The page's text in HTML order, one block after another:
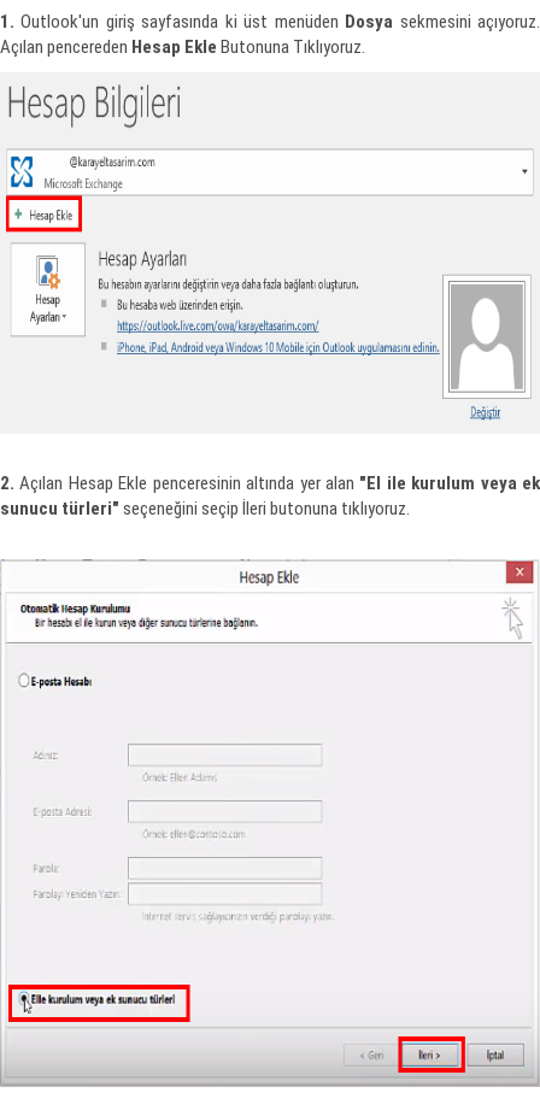
1.Outlook'un giriş sayfasında ki üst menüden Dosya sekmesini açıyoruz.
Açılan pencereden Hesap Ekle Butonuna Tıklıyoruz.
2.Açılan Hesap Ekle penceresinin altında yer alan "El ile kurulum veya ek
sunucu türleri" seçeneğini seçip İleri butonuna tıklıyoruz.